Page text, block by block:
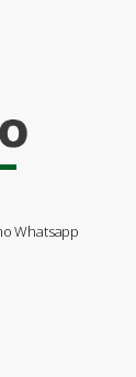
Whatsapp